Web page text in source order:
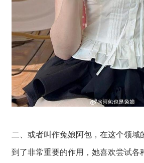
二、或者叫作兔娘阿包，在这个领域
到了非常重要的作用，她喜欢尝试各